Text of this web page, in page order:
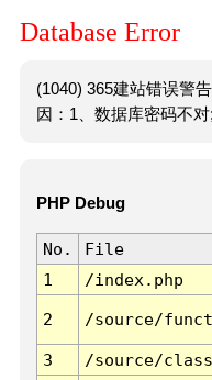
Database Error
(1040) 365建站错误警
因：1、数据库密码不对
PHP Debug
No. File
1
/index.php
2 /source/
3 /source/